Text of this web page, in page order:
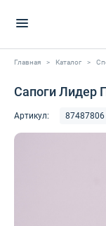
Главная > Каталог >
Сапоги Лидер
Артикул: 87487806